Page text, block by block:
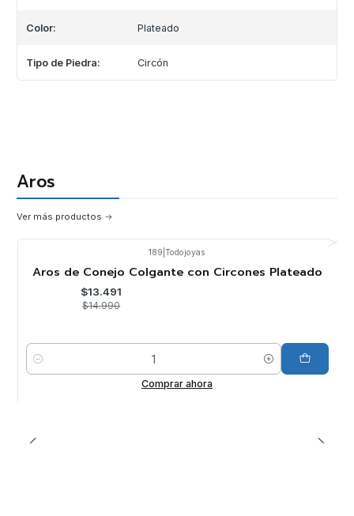
Color: Plateado
Tipo de Piedra: Circón
Aros
Ver más productos
189 Todojoyas
Aros de Conejo Colgante con Circones Plateado
$13.491
$14.990
Cantidad
Comprar ahora